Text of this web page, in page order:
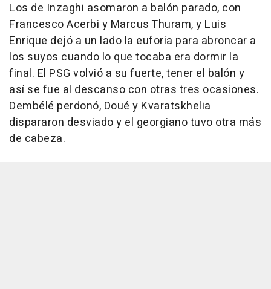
Los de Inzaghi asomaron a balón parado, con
Francesco Acerbi y Marcus Thuram, y Luis
Enrique dejó a un lado la euforia para abroncar a
los suyos cuando lo que tocaba era dormir la
final. El PSG volvió a su fuerte, tener el balón y
así se fue al descanso con otras tres ocasiones.
Dembélé perdonó, Doué y Kvaratskhelia
dispararon desviado y el georgiano tuvo otra más
de cabeza.